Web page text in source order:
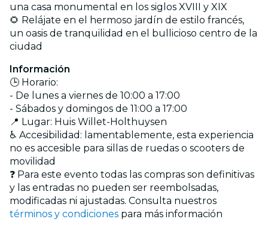
una casa monumental en los siglos XVIII y XIX
🌻 Relájate en el hermoso jardín de estilo francés,
un oasis de tranquilidad en el bullicioso centro de la
ciudad
Información
🕒 Horario:
- De lunes a viernes de 10:00 a 17:00
- Sábados y domingos de 11:00 a 17:00
📍 Lugar: Huis Willet-Holthuysen
♿ Accesibilidad: lamentablemente, esta experiencia
no es accesible para sillas de ruedas o scooters de
movilidad
❓ Para este evento todas las compras son definitivas
y las entradas no pueden ser reembolsadas,
modificadas ni ajustadas. Consulta nuestros
términos y condiciones para más información